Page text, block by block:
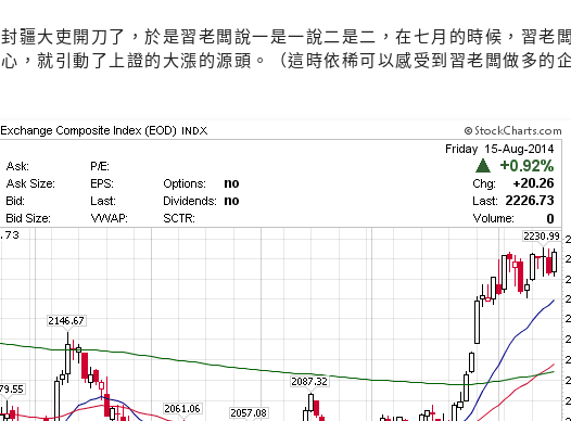
疆大吏開刀了，於是習老闆說一是一說二是二，在七月的時候，習老
，就引動了上證的大漲的源頭。（這時依稀可以感受到習老闆做多的